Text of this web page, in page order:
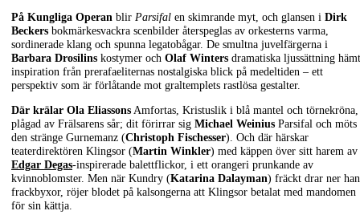
På Kungliga Operan blir Parsifal en skimrande myt, och glansen i Dirk
Beckers bokmärkesvackra scenbilder återspeglas av orkesterns varma,
sordinerade klang och spunna legatobågar. De smultna juvelfärgerna i
Barbara Drosilins kostymer och Olaf Winters dramatiska ljussättning
inspiration från prerafaeliternas nostalgiska blick på medeltiden – ett
perspektiv som är förlåtande mot graltemplets rastlösa gestalter.
Där krälar Ola Eliassons Amfortas, Kristuslik i blå mantel och törnekröna,
plågad av Frälsarens sår; dit förirrar sig Michael Weinius Parsifal och möts
den stränge Gurnemanz (Christoph Fischesser). Och där härskar
teaterdirektören Klingsor (Martin Winkler) med käppen över sitt harem av
Edgar Degas-inspirerade balettflickor, i ett orangeri prunkande av
kvinnoblomster. Men när Kundry (Katarina Dalayman) fräckt drar ner
frackbyxor, röjer blodet på kalsongerna att Klingsor betalat med mandomen
för sin kättja.